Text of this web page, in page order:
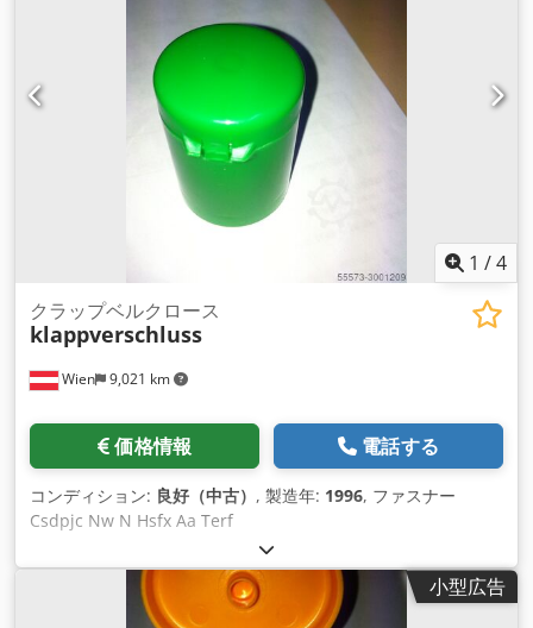
1 /4
Wien 9,021 km
クラップベルクロース
klappverschluss
価格情報 電話する
コンディション: 良好（中古） , 製造年: 1996, ファスナー
Csdpjc Nw N Hsfx Aa Terf
小型広告